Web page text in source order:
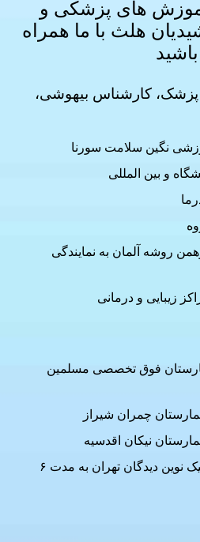
های پزشکی و
هلث با ما همراه
باشید
پزشک، کارشناس بیهوشی،
نگین سلامت سورنا
و بین المللی
روشه آلمان به نمایندگی
زیبایی و درمانی
فوق تخصصی مسلمین
چمران شیراز
نیکان اقدسیه
مسئول بیهوشی کلینیک نوین دیدگان تهران به مدت ۶